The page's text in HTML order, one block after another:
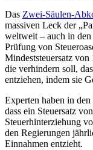
Das Zwei-Säulen-
massiven Leck der
weltweit – auch in den
Prüfung von
Mindeststeuersatz
die verhindern soll,
entziehen, indem sie
Experten haben in
dass ein Steuersatz
Steuerhinterziehung
den Regierungen
Einnahmen entzieht.